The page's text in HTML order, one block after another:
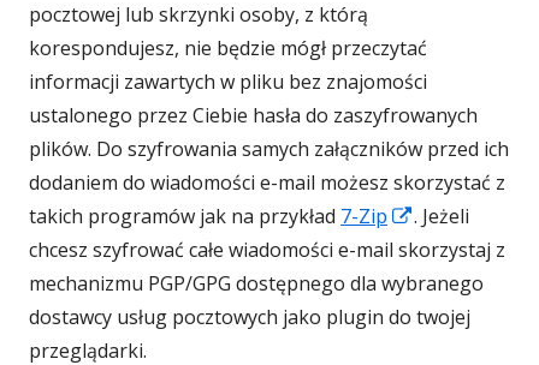
pocztowej lub skrzynki osoby, z którą
korespondujesz, nie będzie mógł przeczytać
informacji zawartych w pliku bez znajomości
ustalonego przez Ciebie hasła do zaszyfrowanych
plików. Do szyfrowania samych załączników przed ich
dodaniem do wiadomości e-mail możesz skorzystać z
takich programów jak na przykład 7-Zip
Strona
otwiera
się
w
. Jeżeli
chcesz szyfrować całe wiadomości e-mail skorzystaj z
mechanizmu PGP/GPG dostępnego dla wybranego
dostawcy usług pocztowych jako plugin do twojej
przeglądarki.